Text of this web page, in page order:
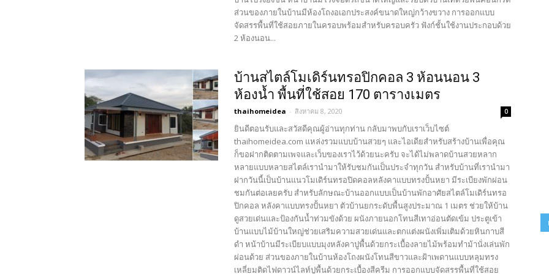
ส่วนของภายในบ้านมีห้องโถงอเอกประสงค์ขนาดใหญ่กว้างขวาง การออกแบบ
จัดสรรพื้นที่ใช้สอยภายในครอบพร้อมสำหรับครอบครัว ฟังก์ชั้นใช้งานประกอบด้วย
2 ห้องนอน...
บ้านสไตล์โมเดิร์นทรอปิกคอล 3 ห้อนนอน 3
ห้องน้ำ พื้นที่ใช้สอย 170​ ตารางเมตร
thaihomeidea - สิงหาคม 8, 2020 0
ยินดีตอนรับและสวัสดีคุณผู้อ่านทุกท่าน กลับมาพบกับเราเว็บไซต์
thaihomeidea.com แหล่งรวมแบบบ้านสวยๆ และไอเดียสำหรับสร้างบ้านเพื่อคุณ
ก็ขอฝากติดตามเพจและเว็บของเราไว้ด้วยนะครับ จะได้ไม่พลาดบ้านสวยหลาก
หลายแบบหลายสไตล์เรานำมาให้รับชมกันเป็นประจำทุกวัน สำหรับบ้านที่เรานำมา
ฝากวันนี้เป็นบ้านแนวโมเดิร์นทรอปิดคอลหลังคาแบบทรงปั้นหยา มีระเบียงพักผ่อน
ชมกันต่อเลยครับ สำหรับลักษณะบ้านออกแบบเป็นบ้านพักอาศัยสไตล์โมเดิร์นทรอ
ปิกคอล หลังคาแบบทรงปั้นหยา ตัวบ้านยกระดับพื้นสูงประมาณ 1 เมตร ช่วยให้บ้าน
ดูสวยเด่นและป้องกันน้ำท่วมขังด้วย ผนังภายนอกโทนสีเทาอ่อนตัดเข้ม ประตูเข้า
บ้านแบบไม้บ้านใหญ่ช่วยเสริมความสวยเด่นและตกแต่งผนังเพิ่มเติมด้วยหินกาบสี
ดำ หน้าบ้านมีระเบียบแบบมุงหลังคาปูพื้นด้วยกระเบื้องลายไม้พร้อมทำม้านั่งเล่นพัก
ผ่อนด้วย ส่วนของภายในบ้านห้องโถงผนังโทนสีขาวและฝ้าเพดานแบบหลุมทรง
เหลี่ยมติดไฟดาวน์ไลท์ปูพื้นด้วยกระเบื้องสีครีม การออกแบบจัดสรรพื้นที่ใช้สอย